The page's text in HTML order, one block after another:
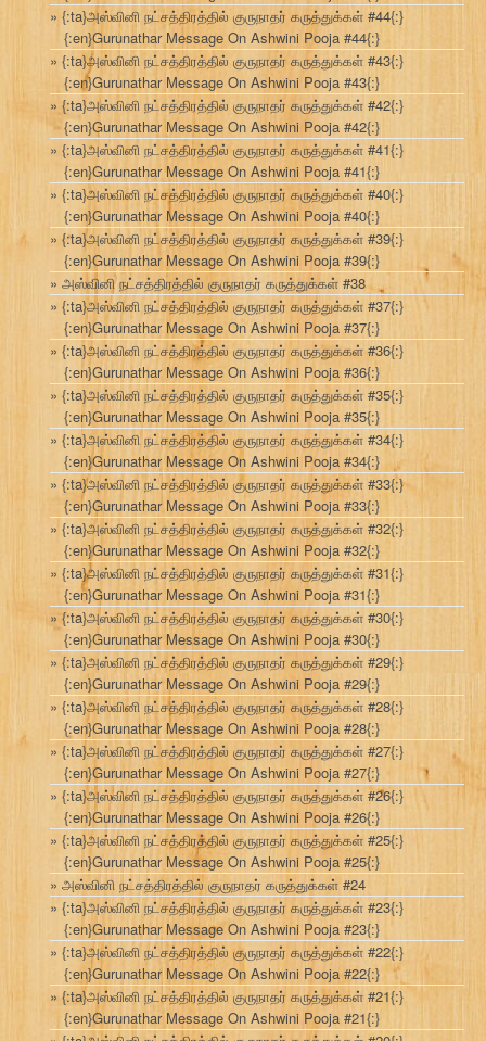
{:ta}அஸ்வினி நட்சத்திரத்தில் குருநாதர் கருத்துக்கள் #44{:}
{:en}Gurunathar Message On Ashwini Pooja #44{:}
{:ta}அஸ்வினி நட்சத்திரத்தில் குருநாதர் கருத்துக்கள் #43{:}
{:en}Gurunathar Message On Ashwini Pooja #43{:}
{:ta}அஸ்வினி நட்சத்திரத்தில் குருநாதர் கருத்துக்கள் #42{:}
{:en}Gurunathar Message On Ashwini Pooja #42{:}
{:ta}அஸ்வினி நட்சத்திரத்தில் குருநாதர் கருத்துக்கள் #41{:}
{:en}Gurunathar Message On Ashwini Pooja #41{:}
{:ta}அஸ்வினி நட்சத்திரத்தில் குருநாதர் கருத்துக்கள் #40{:}
{:en}Gurunathar Message On Ashwini Pooja #40{:}
{:ta}அஸ்வினி நட்சத்திரத்தில் குருநாதர் கருத்துக்கள் #39{:}
{:en}Gurunathar Message On Ashwini Pooja #39{:}
அஸ்வினி நட்சத்திரத்தில் குருநாதர் கருத்துக்கள் #38
{:ta}அஸ்வினி நட்சத்திரத்தில் குருநாதர் கருத்துக்கள் #37{:}
{:en}Gurunathar Message On Ashwini Pooja #37{:}
{:ta}அஸ்வினி நட்சத்திரத்தில் குருநாதர் கருத்துக்கள் #36{:}
{:en}Gurunathar Message On Ashwini Pooja #36{:}
{:ta}அஸ்வினி நட்சத்திரத்தில் குருநாதர் கருத்துக்கள் #35{:}
{:en}Gurunathar Message On Ashwini Pooja #35{:}
{:ta}அஸ்வினி நட்சத்திரத்தில் குருநாதர் கருத்துக்கள் #34{:}
{:en}Gurunathar Message On Ashwini Pooja #34{:}
{:ta}அஸ்வினி நட்சத்திரத்தில் குருநாதர் கருத்துக்கள் #33{:}
{:en}Gurunathar Message On Ashwini Pooja #33{:}
{:ta}அஸ்வினி நட்சத்திரத்தில் குருநாதர் கருத்துக்கள் #32{:}
{:en}Gurunathar Message On Ashwini Pooja #32{:}
{:ta}அஸ்வினி நட்சத்திரத்தில் குருநாதர் கருத்துக்கள் #31{:}
{:en}Gurunathar Message On Ashwini Pooja #31{:}
{:ta}அஸ்வினி நட்சத்திரத்தில் குருநாதர் கருத்துக்கள் #30{:}
{:en}Gurunathar Message On Ashwini Pooja #30{:}
{:ta}அஸ்வினி நட்சத்திரத்தில் குருநாதர் கருத்துக்கள் #29{:}
{:en}Gurunathar Message On Ashwini Pooja #29{:}
{:ta}அஸ்வினி நட்சத்திரத்தில் குருநாதர் கருத்துக்கள் #28{:}
{:en}Gurunathar Message On Ashwini Pooja #28{:}
{:ta}அஸ்வினி நட்சத்திரத்தில் குருநாதர் கருத்துக்கள் #27{:}
{:en}Gurunathar Message On Ashwini Pooja #27{:}
{:ta}அஸ்வினி நட்சத்திரத்தில் குருநாதர் கருத்துக்கள் #26{:}
{:en}Gurunathar Message On Ashwini Pooja #26{:}
{:ta}அஸ்வினி நட்சத்திரத்தில் குருநாதர் கருத்துக்கள் #25{:}
{:en}Gurunathar Message On Ashwini Pooja #25{:}
அஸ்வினி நட்சத்திரத்தில் குருநாதர் கருத்துக்கள் #24
{:ta}அஸ்வினி நட்சத்திரத்தில் குருநாதர் கருத்துக்கள் #23{:}
{:en}Gurunathar Message On Ashwini Pooja #23{:}
{:ta}அஸ்வினி நட்சத்திரத்தில் குருநாதர் கருத்துக்கள் #22{:}
{:en}Gurunathar Message On Ashwini Pooja #22{:}
{:ta}அஸ்வினி நட்சத்திரத்தில் குருநாதர் கருத்துக்கள் #21{:}
{:en}Gurunathar Message On Ashwini Pooja #21{:}